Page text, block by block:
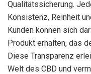
Qualitätssicherung.
Konsistenz, Reinheit
Kunden können sich
Produkt erhalten, das
Diese Transparenz
Welt des CBD und